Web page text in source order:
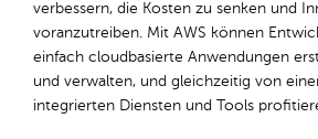
verbessern, die Kosten zu senken und
voranzutreiben. Mit AWS können
einfach cloudbasierte Anwendungen
und verwalten, und gleichzeitig von
integrierten Diensten und Tools